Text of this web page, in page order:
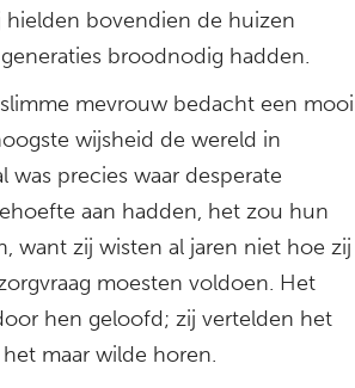
hielden bovendien de huizen
broodnodig hadden.
mevrouw bedacht een mooi
wijsheid de wereld in
was precies waar desperate
aan hadden, het zou hun
want zij wisten al jaren niet hoe zij
moesten voldoen. Het
hen geloofd; zij vertelden het
maar wilde horen.